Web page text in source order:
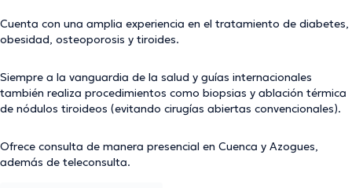
Cuenta con una amplia experiencia en el tratamiento de diabetes,
obesidad, osteoporosis y tiroides.
Siempre a la vanguardia de la salud y guías internacionales
también realiza procedimientos como biopsias y ablación térmica
de nódulos tiroideos (evitando cirugías abiertas convencionales).
Ofrece consulta de manera presencial en Cuenca y Azogues,
además de teleconsulta.